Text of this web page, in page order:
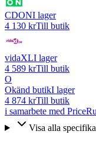
CDONI lager
4 130 krTill butik
vidaXLI lager
4 589 krTill butik
O
Okänd butikI lager
4 874 krTill butik
i samarbete med
Visa alla